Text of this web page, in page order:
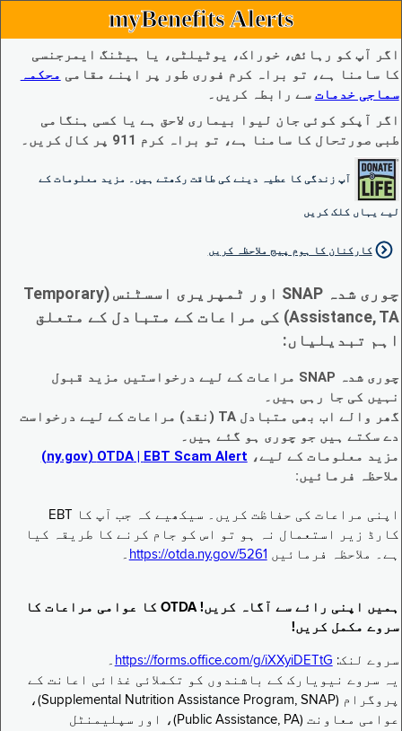
myBenefits Alerts
اگر آپ کو رہائش، خوراک، یوٹیلٹی، یا ہیٹنگ ایمرجنسی
کا سامنا ہے، تو براہ کرم فوری طور پر اپنے مقامی محکمہ
سماجی خدمات سے رابطہ کریں۔
اگر آپکو کوئی جان لیوا بیماری لاحق ہے یا کسی ہنگامی
طبی صورتحال کا سامنا ہے، تو براہ کرم 911 پر کال کریں۔
آپ زندگی کا عطیہ دینے کی طاقت رکھتے ہیں۔ مزید معلومات کے
لیے یہاں کلک کریں
کارکنان کا ہوم پیج ملاحظہ کریں
چوری شدہ SNAP اور ٹمپریری اسسٹنس (Temporary
Assistance, TA) کی مراعات کے متبادل کے متعلق
اہم تبدیلیاں:
چوری شدہ SNAP مراعات کے لیے درخواستیں مزید قبول
نہیں کی جا رہی ہیں۔
گھر والے اب بھی متبادل TA (نقد) مراعات کے لیے درخواست
دے سکتے ہیں جو چوری ہو گئے ہیں۔
مزید معلومات کے لیے، EBT Scam Alert ‏| OTDA ‏(ny.gov)
ملاحظہ فرمائیں:
اپنی مراعات کی حفاظت کریں۔ سیکھیے کہ جب آپ کا EBT
کارڈ زیر استعمال نہ ہو تو اس کو جام کرنے کا طریقہ کیا
ہے۔ ملاحظہ فرمائیں https://otda.ny.gov/5261 ۔
ہمیں اپنی رائے سے آگاہ کریں! OTDA کا عوامی مراعات کا
سروے مکمل کریں!
سروے لنک: https://forms.office.com/g/iXXyiDETtG ۔
یہ سروے نیویارک کے باشندوں کو تکملائی غذائی اعانت کے
پروگرام (Supplemental Nutrition Assistance Program, SNAP)،
عوامی معاونت (Public Assistance, PA)، اور سپلیمنٹل